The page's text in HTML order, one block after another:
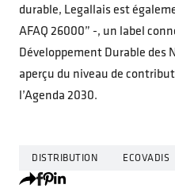
durable, Legallais est
AFAQ 26000” -, un label
Développement Durable des
aperçu du niveau de
l’Agenda 2030.
DISTRIBUTION ECOVADIS